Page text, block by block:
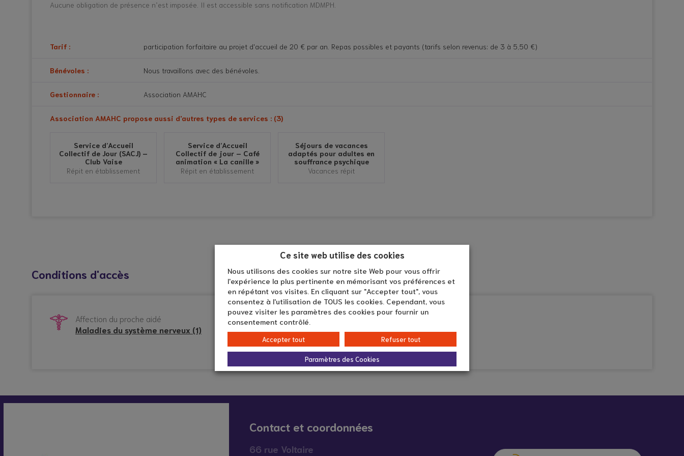
Aucune obligation de présence n’est imposée. Il est accessible sans notification MDMPH.
Tarif : participation forfaitaire au projet d'accueil de 20 € par an. Repas possibles et payants (tarifs selon revenus: de 3 à 5,50 €)
Bénévoles : Nous travaillons avec des bénévoles.
Gestionnaire : Association AMAHC
Association AMAHC propose aussi d'autres types de services : (3)
Service d’Accueil
Collectif de Jour (SACJ) –
Club Vaise
Répit en établissement
Service d’Accueil
Collectif de jour – Café
animation « La canille »
Répit en établissement
Séjours de vacances
adaptés pour adultes en
souffrance psychique
Vacances répit
Conditions d'accès
Affection du proche aidé
Maladies du système nerveux (1)
Âge du proche aidé
De 18 à 99 ans
Contact et coordonnées
66 rue Voltaire
Ce site web utilise des cookies
Nous utilisons des cookies sur notre site Web pour vous offrir
l'expérience la plus pertinente en mémorisant vos préférences et
en répétant vos visites. En cliquant sur "Accepter tout", vous
consentez à l'utilisation de TOUS les cookies. Cependant, vous
pouvez visiter les paramètres des cookies pour fournir un
consentement contrôlé.
Accepter tout Refuser tout
Paramètres des Cookies